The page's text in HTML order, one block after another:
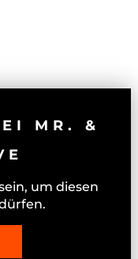
8
MR. &
um diesen